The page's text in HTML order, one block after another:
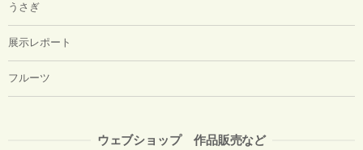
うさぎ
展示レポート
フルーツ
ウェブショップ 作品販売など